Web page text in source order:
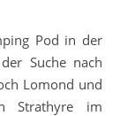
Suche nach
Lomond und
Strathyre im